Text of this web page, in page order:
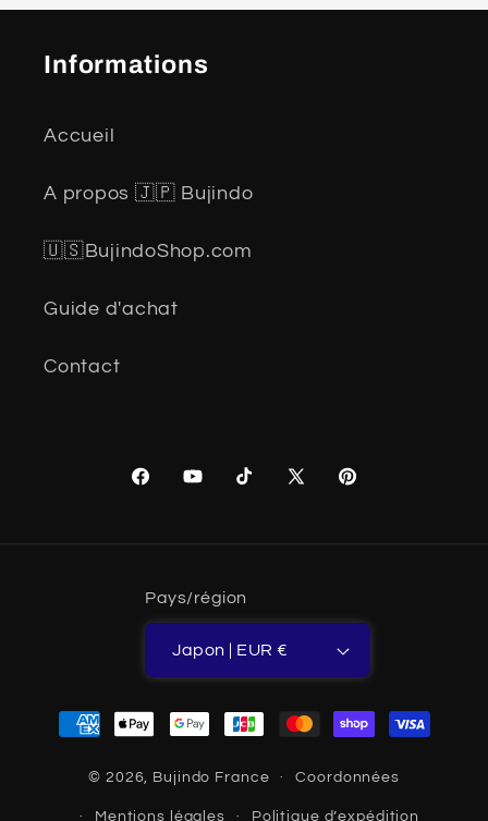
Informations
Accueil
A propos 🇯🇵 Bujindo
🇺🇸BujindoShop.com
Guide d'achat
Contact
FacebookYouTubeTikTokX
Pinterest
Pays/région
Japon | EUR €
Moyens
paiement
© 2026, Bujindo France Coordonnées
Mentions légales Politique d’expédition